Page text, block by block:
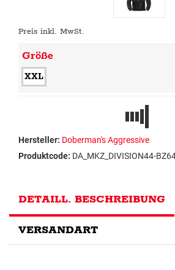
Preis inkl. MwSt.
Größe
XXL
Hersteller: Doberman's Aggressive
Produktcode: DA_MKZ_DIVISION44-
DETAILL. BESCHREIBUNG
VERSANDART